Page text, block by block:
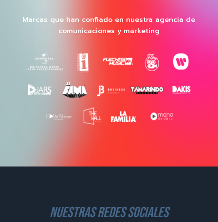
Marcas que han confiado en nuestra agencia de
comunicaciones y marketing
nuestras redes sociales